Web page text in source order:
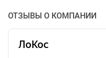
ОТЗЫВЫ О КОМПАНИИ